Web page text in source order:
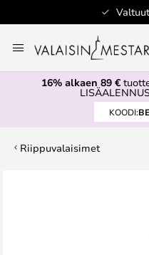
to
Content
16% alkaen 89 €
KOODI:
Riippuvalaisimet